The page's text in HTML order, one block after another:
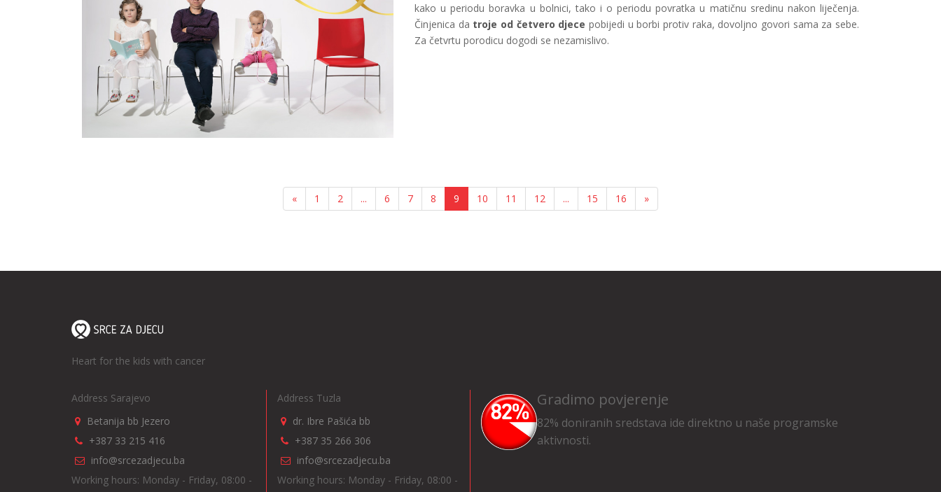
kako u periodu boravka u bolnici, tako i o periodu povratka u matičnu sredinu nakon liječenja.
Činjenica da troje od četvero djece pobijedi u borbi protiv raka, dovoljno govori sama za sebe.
Za četvrtu porodicu dogodi se nezamislivo.
« 1 2 ... 6 7 8 9 10 11 12 ... 15 16 »
Heart for the kids with cancer
Address Sarajevo
Betanija bb Jezero
+387 33 215 416
info@srcezadjecu.ba
Working hours: Monday - Friday, 08:00 -
Address Tuzla
dr. Ibre Pašića bb
+387 35 266 306
info@srcezadjecu.ba
Working hours: Monday - Friday, 08:00 -
Gradimo povjerenje
82% doniranih sredstava ide direktno u naše programske
aktivnosti.